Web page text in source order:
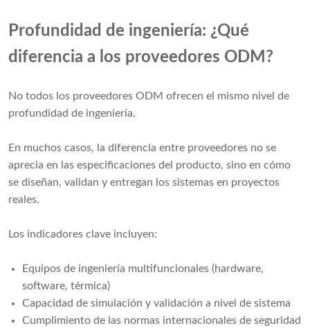
Profundidad de ingeniería: ¿Qué
diferencia a los proveedores ODM?
No todos los proveedores ODM ofrecen el mismo nivel de
profundidad de ingeniería.
En muchos casos, la diferencia entre proveedores no se
aprecia en las especificaciones del producto, sino en cómo
se diseñan, validan y entregan los sistemas en proyectos
reales.
Los indicadores clave incluyen:
Equipos de ingeniería multifuncionales (hardware,
software, térmica)
Capacidad de simulación y validación a nivel de sistema
Cumplimiento de las normas internacionales de seguridad